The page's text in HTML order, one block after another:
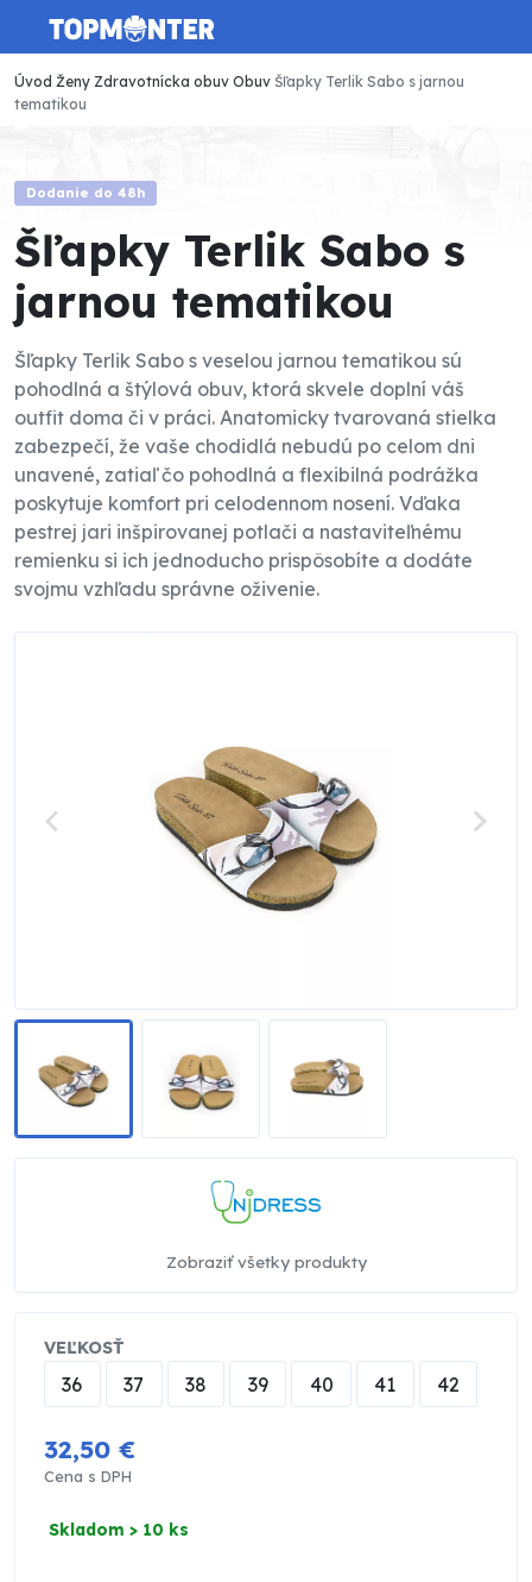
Úvod Ženy Zdravotnícka obuv Obuv Šľapky Terlik Sabo s jarnou
tematikou
Zobraziť všetky produkty
Dodanie do 48h
Šľapky Terlik Sabo s
jarnou tematikou
Šľapky Terlik Sabo s veselou jarnou tematikou sú
pohodlná a štýlová obuv, ktorá skvele doplní váš
outfit doma či v práci. Anatomicky tvarovaná stielka
zabezpečí, že vaše chodidlá nebudú po celom dni
unavené, zatiaľ čo pohodlná a flexibilná podrážka
poskytuje komfort pri celodennom nosení. Vďaka
pestrej jari inšpirovanej potlači a nastaviteľnému
remienku si ich jednoducho prispôsobíte a dodáte
svojmu vzhľadu správne oživenie.
VEĽKOSŤ
36 37 38 39 40 41 42
32,50 €
Cena s DPH
Skladom > 10 ks